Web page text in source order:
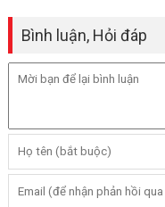
Bình luận, Hỏi đáp